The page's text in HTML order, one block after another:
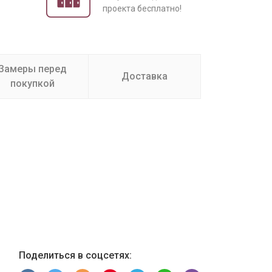
проекта бесплатно!
перед
покупкой
Доставка
Поделиться в соцсетях: